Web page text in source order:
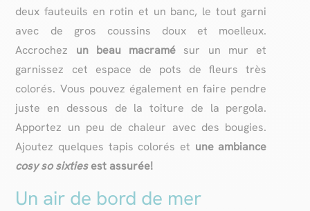
deux fauteuils en rotin et un banc, le tout garni
avec de gros coussins doux et moelleux.
Accrochez un beau macramé sur un mur et
garnissez cet espace de pots de fleurs très
colorés. Vous pouvez également en faire pendre
juste en dessous de la toiture de la pergola.
Apportez un peu de chaleur avec des bougies.
Ajoutez quelques tapis colorés et une ambiance
cosy so sixtiesest assurée!
Un air de bord de mer